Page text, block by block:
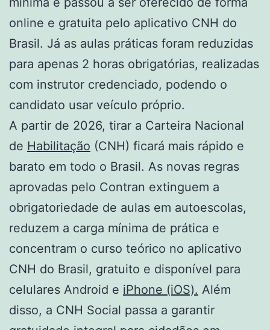
online e gratuita pelo aplicativo CNH do
Brasil. Já as aulas práticas foram reduzidas
para apenas 2 horas obrigatórias, realizadas
com instrutor credenciado, podendo o
candidato usar veículo próprio.
A partir de 2026, tirar a Carteira Nacional
de Habilitação (CNH) ficará mais rápido e
barato em todo o Brasil. As novas regras
aprovadas pelo Contran extinguem a
obrigatoriedade de aulas em autoescolas,
reduzem a carga mínima de prática e
concentram o curso teórico no aplicativo
CNH do Brasil, gratuito e disponível para
celulares Android e iPhone (iOS). Além
disso, a CNH Social passa a garantir